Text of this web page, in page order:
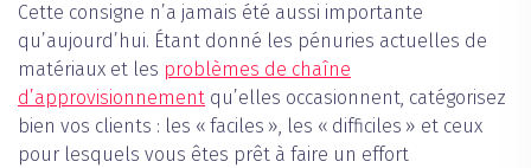
Cette consigne n’a jamais été aussi importante
qu’aujourd’hui. Étant donné les pénuries actuelles de
matériaux et les problèmes de chaîne
d’approvisionnement qu’elles occasionnent, catégorisez
bien vos clients : les « faciles », les « difficiles » et ceux
pour lesquels vous êtes prêt à faire un effort